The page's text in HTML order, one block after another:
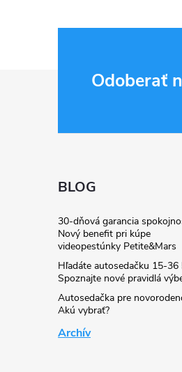
Odoberať
BLOG
30-dňová garancia
Nový benefit pri kúpe
videopestúnky Petite&Mars
Hľadáte autosedačku 15-36
Spoznajte nové pravidlá
Autosedačka pre
Akú vybrať?
Archív